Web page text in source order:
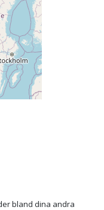
bland dina andra